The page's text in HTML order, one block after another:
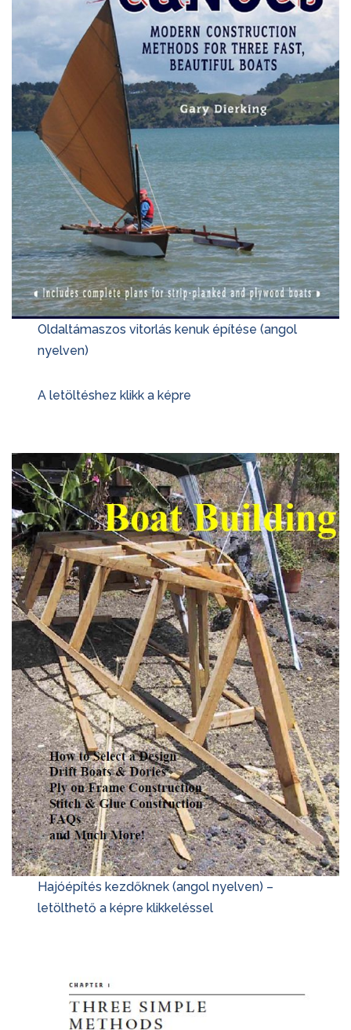
Oldaltámaszos vitorlás kenuk építése (angol
nyelven)
A letöltéshez klikk a képre
Hajóépítés kezdőknek (angol nyelven) –
letölthető a képre klikkeléssel